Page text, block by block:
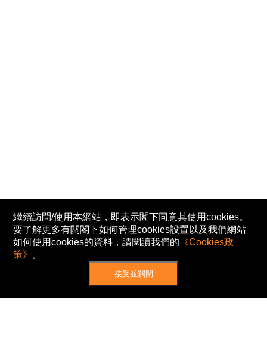
繼續訪問/使用本網站，即表示閣下同意其使用cookies。
要了解更多有關閣下如何管理cookies設置以及我們網站
如何使用cookies的資料，請閱讀我們的 《Cookies政
策》 。
接受並關閉